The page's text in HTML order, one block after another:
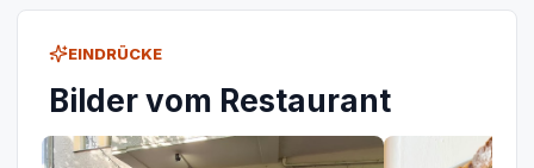
EINDRÜCKE
Bilder vom Restaurant